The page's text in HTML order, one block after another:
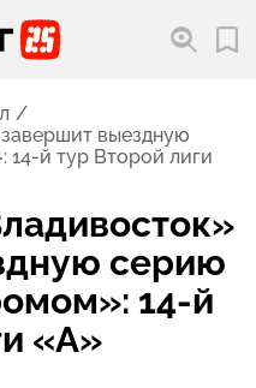
выездную
й тур Второй лиги
серию
14-й
«А»